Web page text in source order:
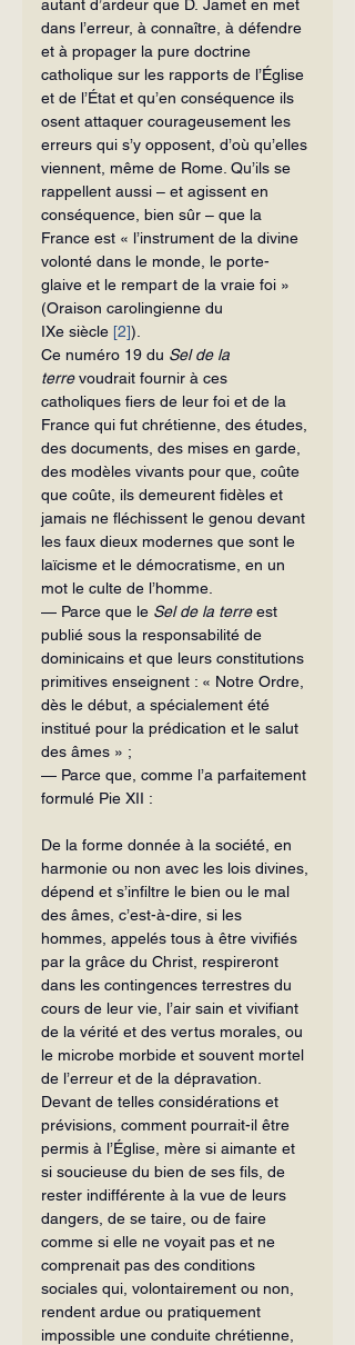
autant d’ardeur que D. Jamet en met
dans l’erreur, à connaître, à défendre
et à propager la pure doctrine
catholique sur les rapports de l’Église
et de l’État et qu’en conséquence ils
osent attaquer courageusement les
erreurs qui s’y opposent, d’où qu’elles
viennent, même de Rome. Qu’ils se
rappellent aussi – et agissent en
conséquence, bien sûr – que la
France est « l’instrument de la divine
volonté dans le monde, le porte-
glaive et le rempart de la vraie foi »
(Oraison carolingienne du
IXe siècle [2]).
Ce numéro 19 du Sel de la
terre voudrait fournir à ces
catholiques fiers de leur foi et de la
France qui fut chrétienne, des études,
des documents, des mises en garde,
des modèles vivants pour que, coûte
que coûte, ils demeurent fidèles et
jamais ne fléchissent le genou devant
les faux dieux modernes que sont le
laïcisme et le démocratisme, en un
mot le culte de l’homme.
— Parce que le Sel de la terre est
publié sous la responsabilité de
dominicains et que leurs constitutions
primitives enseignent : « Notre Ordre,
dès le début, a spécialement été
institué pour la prédication et le salut
des âmes » ;
— Parce que, comme l’a parfaitement
formulé Pie XII :
De la forme donnée à la société, en
harmonie ou non avec les lois divines,
dépend et s’infiltre le bien ou le mal
des âmes, c’est-à-dire, si les
hommes, appelés tous à être vivifiés
par la grâce du Christ, respireront
dans les contingences terrestres du
cours de leur vie, l’air sain et vivifiant
de la vérité et des vertus morales, ou
le microbe morbide et souvent mortel
de l’erreur et de la dépravation.
Devant de telles considérations et
prévisions, comment pourrait-il être
permis à l’Église, mère si aimante et
si soucieuse du bien de ses fils, de
rester indifférente à la vue de leurs
dangers, de se taire, ou de faire
comme si elle ne voyait pas et ne
comprenait pas des conditions
sociales qui, volontairement ou non,
rendent ardue ou pratiquement
impossible une conduite chrétienne,